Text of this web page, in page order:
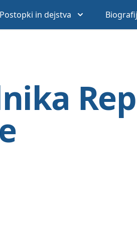
Postopki in dejstva